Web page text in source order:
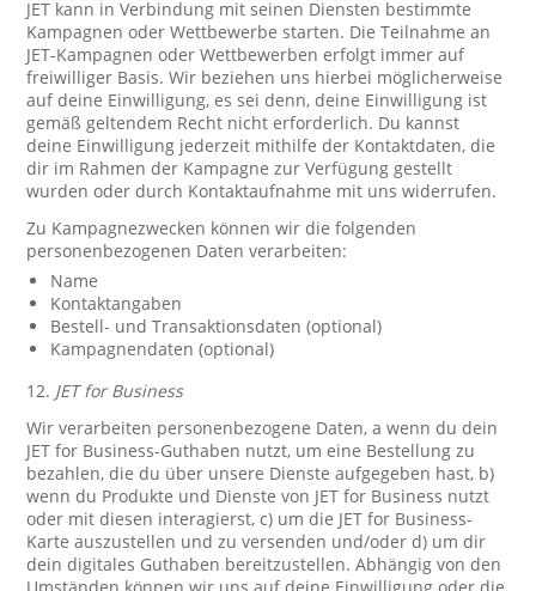
JET kann in Verbindung mit seinen Diensten bestimmte
Kampagnen oder Wettbewerbe starten. Die Teilnahme an
JET-Kampagnen oder Wettbewerben erfolgt immer auf
freiwilliger Basis. Wir beziehen uns hierbei möglicherweise
auf deine Einwilligung, es sei denn, deine Einwilligung ist
gemäß geltendem Recht nicht erforderlich. Du kannst
deine Einwilligung jederzeit mithilfe der Kontaktdaten, die
dir im Rahmen der Kampagne zur Verfügung gestellt
wurden oder durch Kontaktaufnahme mit uns widerrufen.
Zu Kampagnezwecken können wir die folgenden
personenbezogenen Daten verarbeiten:
Name
Kontaktangaben
Bestell- und Transaktionsdaten (optional)
Kampagnendaten (optional)
12. JET for Business
Wir verarbeiten personenbezogene Daten, a wenn du dein
JET for Business-Guthaben nutzt, um eine Bestellung zu
bezahlen, die du über unsere Dienste aufgegeben hast, b)
wenn du Produkte und Dienste von JET for Business nutzt
oder mit diesen interagierst, c) um die JET for Business-
Karte auszustellen und zu versenden und/oder d) um dir
dein digitales Guthaben bereitzustellen. Abhängig von den